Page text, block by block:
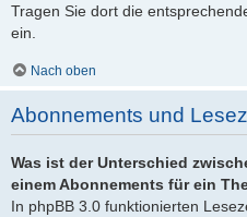
Tragen Sie dort die
ein.
Nach oben
Abonnements und
Was ist der Unterschied
einem Abonnements für ein
In phpBB 3.0 funktionierten